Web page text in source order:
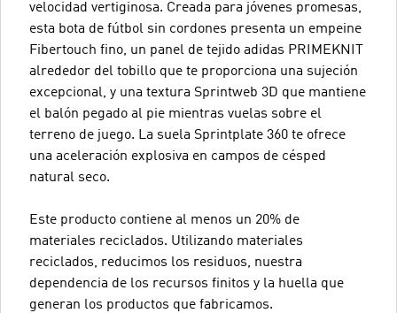
velocidad vertiginosa. Creada para jóvenes promesas,
esta bota de fútbol sin cordones presenta un empeine
Fibertouch fino, un panel de tejido adidas PRIMEKNIT
alrededor del tobillo que te proporciona una sujeción
excepcional, y una textura Sprintweb 3D que mantiene
el balón pegado al pie mientras vuelas sobre el
terreno de juego. La suela Sprintplate 360 te ofrece
una aceleración explosiva en campos de césped
natural seco.
Este producto contiene al menos un 20% de
materiales reciclados. Utilizando materiales
reciclados, reducimos los residuos, nuestra
dependencia de los recursos finitos y la huella que
generan los productos que fabricamos.